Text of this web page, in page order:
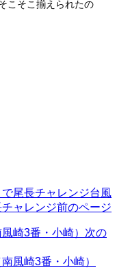
こそこ揃えられたの
台風
ャレンジ前のページ
崎3番・小崎） 次の